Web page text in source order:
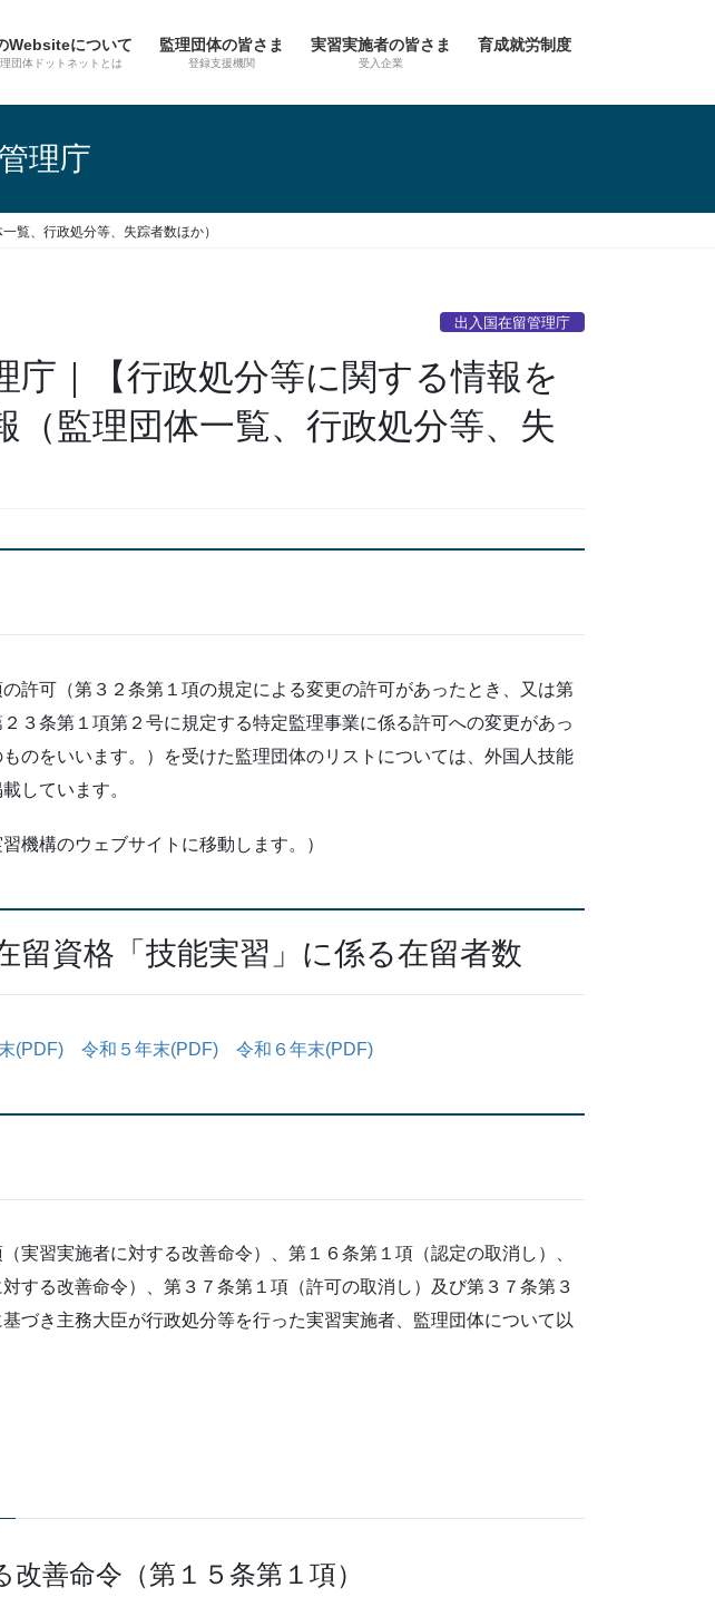
Websiteについて
団体ドットネットとは
監理団体の皆さま
登録支援機関
実習実施者の皆さま
受入企業
育成就労制度
理庁
覧、行政処分等、失踪者数ほか）
出入国在留管理庁
庁｜【行政処分等に関する情報を
（監理団体一覧、行政処分等、失
許可（第３２条第１項の規定による変更の許可があったとき、又は第
３条第１項第２号に規定する特定監理事業に係る許可への変更があっ
のをいいます。）を受けた監理団体のリストについては、外国人技能
しています。
習機構のウェブサイトに移動します。）
資格「技能実習」に係る在留者数
(PDF) 令和５年末(PDF) 令和６年末(PDF)
実習実施者に対する改善命令）、第１６条第１項（認定の取消し）、
する改善命令）、第３７条第１項（許可の取消し）及び第３７条第３
づき主務大臣が行政処分等を行った実習実施者、監理団体について以
善命令（第１５条第１項）